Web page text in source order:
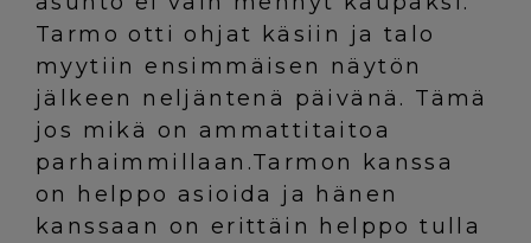
Tarmo otti ohjat käsiin ja talo
myytiin ensimmäisen näytön
jälkeen neljäntenä päivänä. Tämä
jos mikä on ammattitaitoa
parhaimmillaan.Tarmon kanssa
on helppo asioida ja hänen
kanssaan on erittäin helppo tulla